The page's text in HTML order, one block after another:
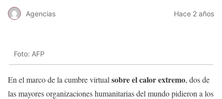
Agencias Hace 2 años
Foto: AFP
En el marco de la cumbre virtual sobre el calor extremo, dos de
las mayores organizaciones humanitarias del mundo pidieron a los